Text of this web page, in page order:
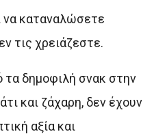
να καταναλώσετε
τις χρειάζεστε.
τα δημοφιλή σνακ στην
και ζάχαρη, δεν έχουν
αξία και